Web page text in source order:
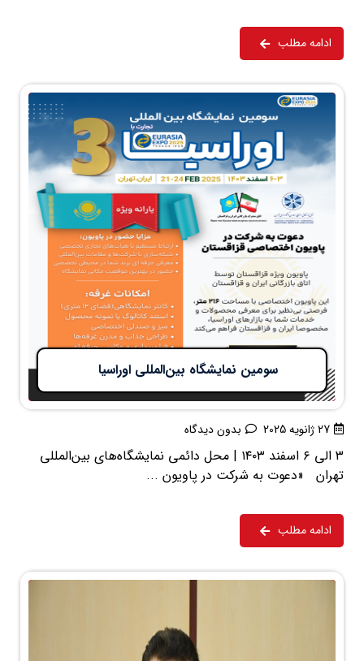
ادامه مطلب
سومین نمایشگاه بین‌المللی اوراسیا
27 ژانویه 2025 بدون دیدگاه
۳ الی ۶ اسفند ۱۴۰۳ | محل دائمی نمایشگاه‌های بین‌المللی
تهران «دعوت به شرکت در پاویون ...
ادامه مطلب